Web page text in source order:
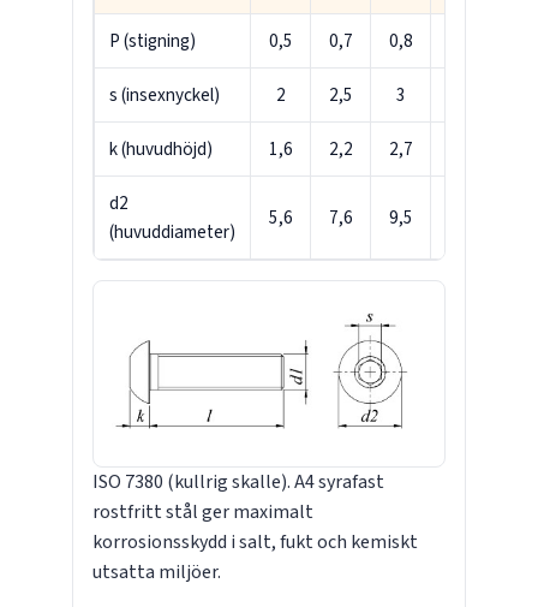
P (stigning) 0,5 0,7 0,8
s (insexnyckel) 2 2,5 3
k (huvudhöjd) 1,6 2,2 2,7
d2
(huvuddiameter)
5,6 7,6 9,5
ISO 7380 (kullrig skalle). A4 syrafast
rostfritt stål ger maximalt
korrosionsskydd i salt, fukt och kemiskt
utsatta miljöer.